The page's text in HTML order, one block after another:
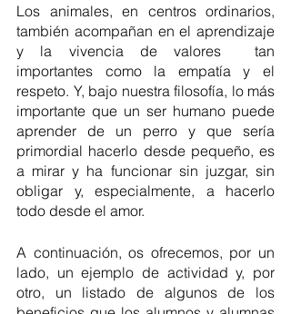
Los animales, en centros ordinarios,
también acompañan en el aprendizaje
y la vivencia de valores  tan
importantes como la empatía y el
respeto. Y, bajo nuestra filosofía, lo más
importante que un ser humano puede
aprender de un perro y que sería
primordial hacerlo desde pequeño, es
a mirar y ha funcionar sin juzgar, sin
obligar y, especialmente, a hacerlo
todo desde el amor.
A continuación, os ofrecemos, por un
lado, un ejemplo de actividad y, por
otro, un listado de algunos de los